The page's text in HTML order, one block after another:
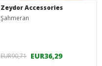
Zeydor Accessories
Şahmeran
EUR90,71 EUR36,29